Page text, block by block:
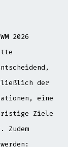
2026
der
eine
Ziele